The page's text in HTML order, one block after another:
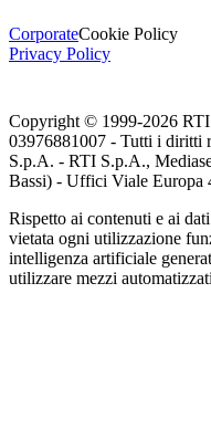
CorporateCookie Policy
Privacy Policy
Copyright © 1999-2026
03976881007 - Tutti i diritti
S.p.A. - RTI S.p.A.,
Bassi) - Uffici Viale Europa
Rispetto ai contenuti e ai
vietata ogni utilizzazione
intelligenza artificiale
utilizzare mezzi